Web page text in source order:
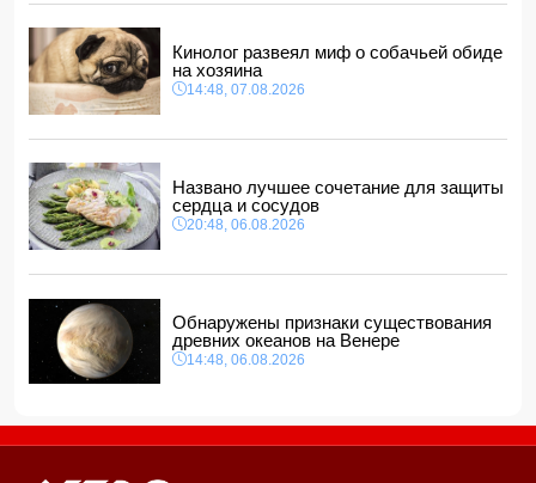
12:40, 07.08.2026
Кинолог развеял миф о собачьей обиде
на хозяина
14:48, 07.08.2026
Названо лучшее сочетание для защиты
сердца и сосудов
20:48, 06.08.2026
Обнаружены признаки существования
древних океанов на Венере
14:48, 06.08.2026